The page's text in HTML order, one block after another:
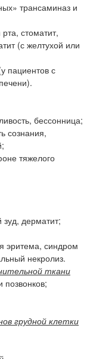
трансаминаз и
стоматит,
(с желтухой или
пациентов с
бессонница;
сознания,
тяжелого
дерматит;
эритема, синдром
некролиз.
ткани
позвонков;
грудной клетки